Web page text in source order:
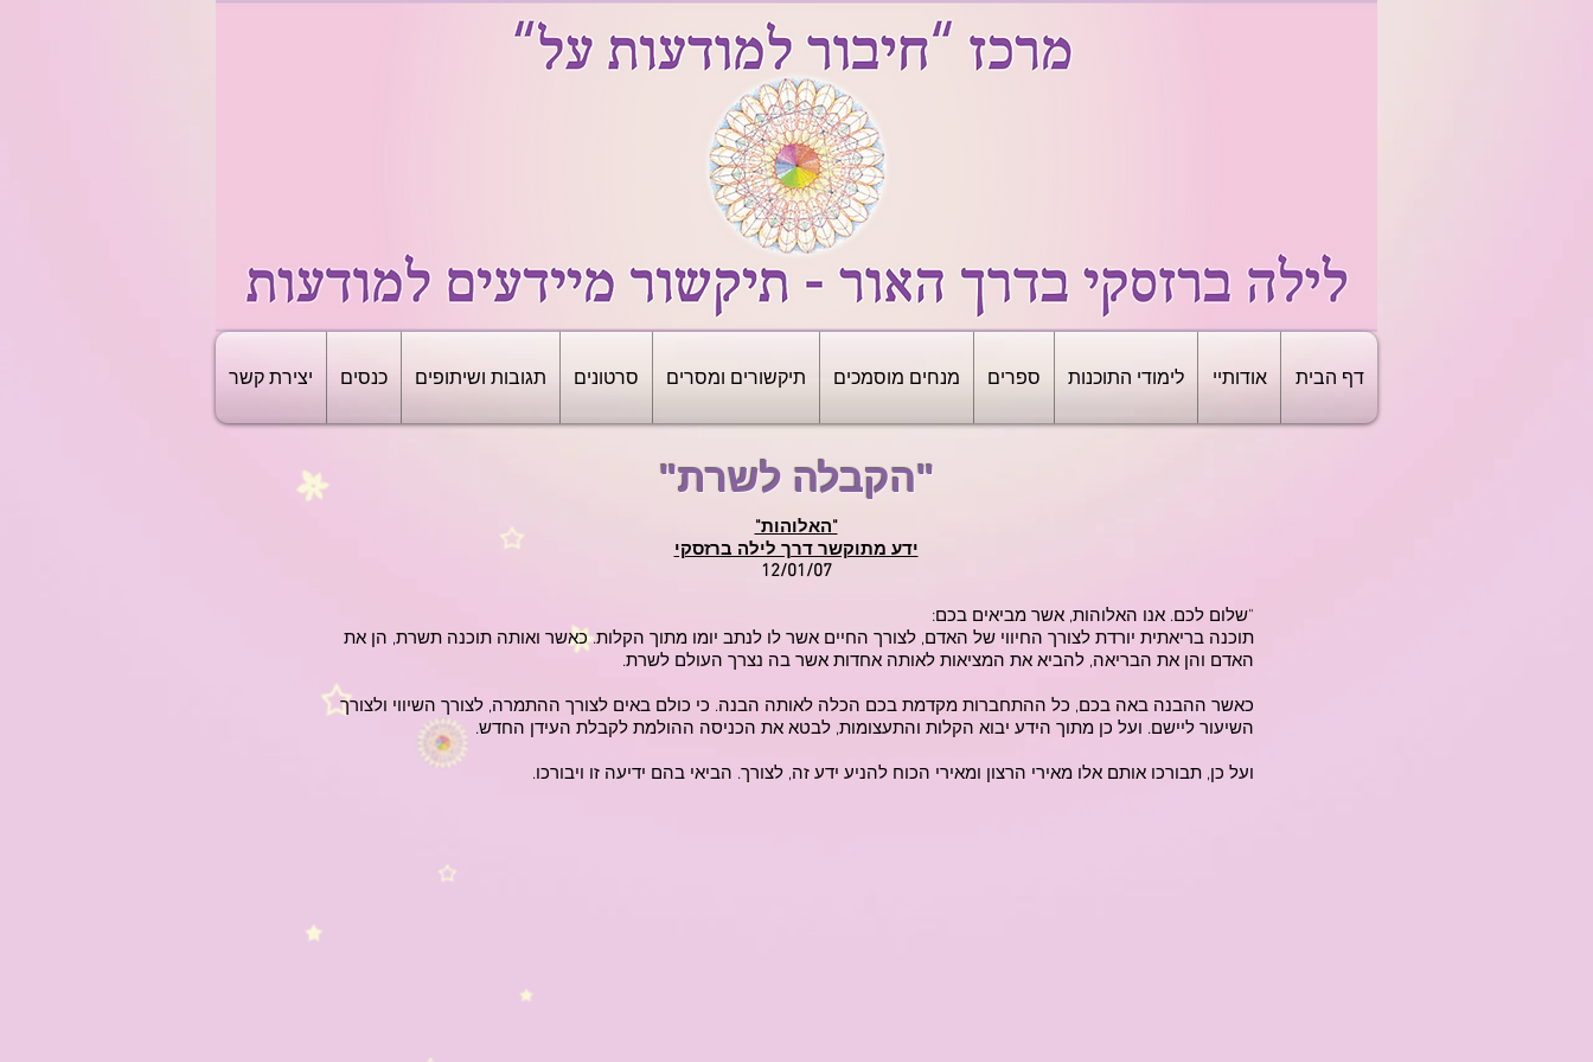
דף הבית אודותיי לימודי התוכנות ספרים מנחים מוסמכים תיקשורים ומסרים סרטונים תגובות ושיתופים כנסים יצירת קשר
"הקבלה לשרת"
"האלוהות"
ידע מתוקשר דרך לילה ברזסקי
12/01/07
"שלום לכם. אנו האלוהות, אשר מביאים בכם:
תוכנה בריאתית יורדת לצורך החיווי של האדם, לצורך החיים אשר לו לנתב יומו מתוך הקלות. כאשר ואותה תוכנה תשרת, הן את
האדם והן את הבריאה, להביא את המציאות לאותה אחדות אשר בה נצרך העולם לשרת.
כאשר ההבנה באה בכם, כל ההתחברות מקדמת בכם הכלה לאותה הבנה. כי כולם באים לצורך ההתמרה, לצורך השיווי ולצורך
השיעור ליישם. ועל כן מתוך הידע יבוא הקלות והתעצומות, לבטא את הכניסה ההולמת לקבלת העידן החדש.
ועל כן, תבורכו אותם אלו מאירי הרצון ומאירי הכוח להניע ידע זה, לצורך. הביאי בהם ידיעה זו ויבורכו.